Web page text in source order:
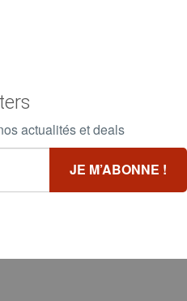
actualités et deals